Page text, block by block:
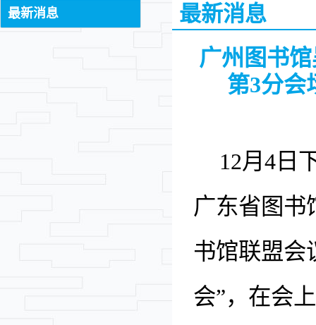
最新消息 最新消息
广州图书
第3分会
12月4日
广东省图书
书馆联盟会
会”，在会